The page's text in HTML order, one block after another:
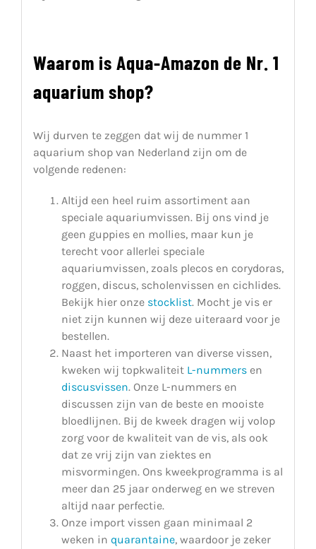
Waarom is Aqua-Amazon de Nr. 1
aquarium shop?
Wij durven te zeggen dat wij de nummer 1
aquarium shop van Nederland zijn om de
volgende redenen:
Altijd een heel ruim assortiment aan
speciale aquariumvissen. Bij ons vind je
geen guppies en mollies, maar kun je
terecht voor allerlei speciale
aquariumvissen, zoals plecos en corydoras,
roggen, discus, scholenvissen en cichlides.
Bekijk hier onze stocklist. Mocht je vis er
niet zijn kunnen wij deze uiteraard voor je
bestellen.
Naast het importeren van diverse vissen,
kweken wij topkwaliteit L-nummersen
discusvissen. Onze L-nummers en
discussen zijn van de beste en mooiste
bloedlijnen. Bij de kweek dragen wij volop
zorg voor de kwaliteit van de vis, als ook
dat ze vrij zijn van ziektes en
misvormingen. Ons kweekprogramma is al
meer dan 25 jaar onderweg en we streven
altijd naar perfectie.
Onze import vissen gaan minimaal 2
weken in quarantaine, waardoor je zeker